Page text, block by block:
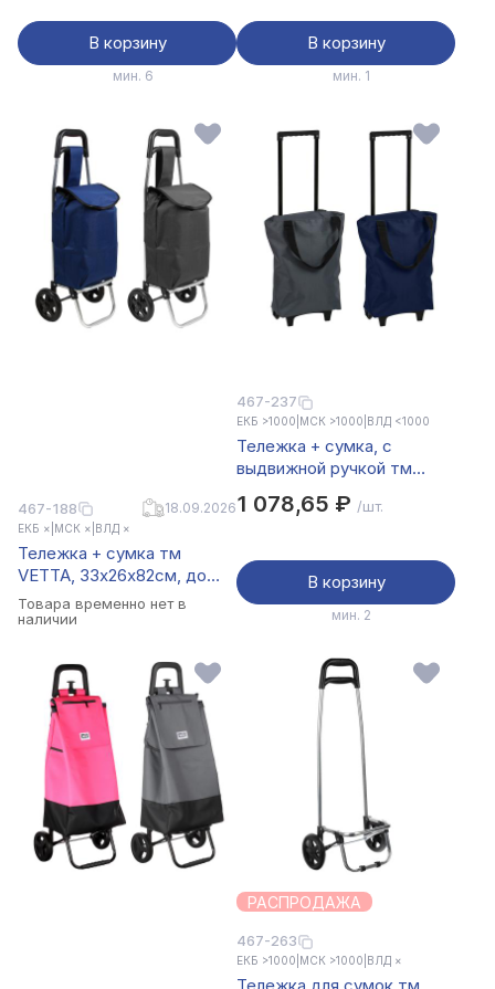
В корзину
мин. 6
В корзину
мин. 1
467-188 18.09.2026
ЕКБ × МСК × ВЛД ×
Тележка + сумка тм
VETTA, 33х26х82см, до
10кг, 16л, оксфорд, колеса
ЭВА d13см
Товара временно нет в
наличии
467-237
ЕКБ >1000 МСК >1000 ВЛД <1000
Тележка + сумка, с
выдвижной ручкой тм
полиэстер, до 20кг, колеса
1 078,65 ₽ /шт.
В корзину
мин. 2
РАСПРОДАЖА
467-263
ЕКБ >1000 МСК >1000 ВЛД ×